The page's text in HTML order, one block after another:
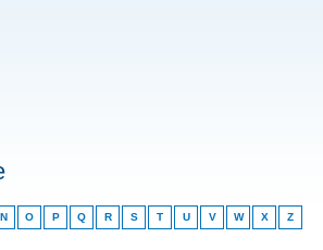
N O P Q R S T U V W X Z